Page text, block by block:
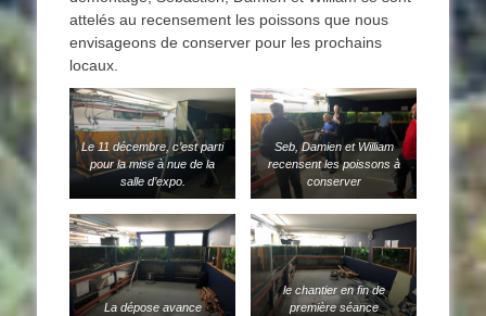
attelés au recensement les poissons que nous
envisageons de conserver pour les prochains
locaux.
Le 11 décembre, c’est parti
pour la mise à nue de la
salle d’expo.
Seb, Damien et William
recensent les poissons à
conserver
La dépose avance
le chantier en fin de
première séance